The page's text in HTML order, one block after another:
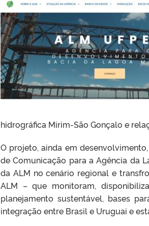
hidrográfica Mirim-São Gonçalo e
O projeto, ainda em
de Comunicação para a Agência da
da ALM no cenário regional e
ALM – que monitoram,
planejamento sustentável, bases
integração entre Brasil e Uruguai e